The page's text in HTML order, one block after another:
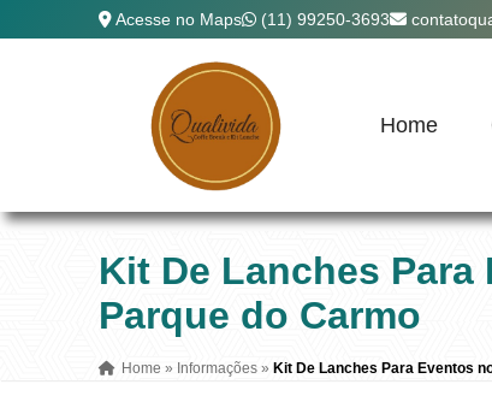
Acesse no Maps (11) 99250-3693
Home
Kit De Lanches Para
Parque do Carmo
Home » Informações » Kit De Lanches Para Eventos